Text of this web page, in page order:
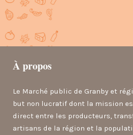
À propos
Le Marché public de Granby et
but non lucratif dont la mission
direct entre les producteurs,
artisans de la région et la